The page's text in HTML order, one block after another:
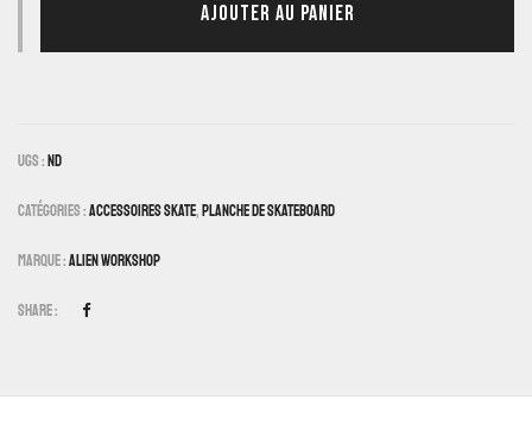
AJOUTER AU PANIER
UGS : ND
Catégories :Accessoires Skate, Planche De Skateboard
Marque :Alien Workshop
Share :